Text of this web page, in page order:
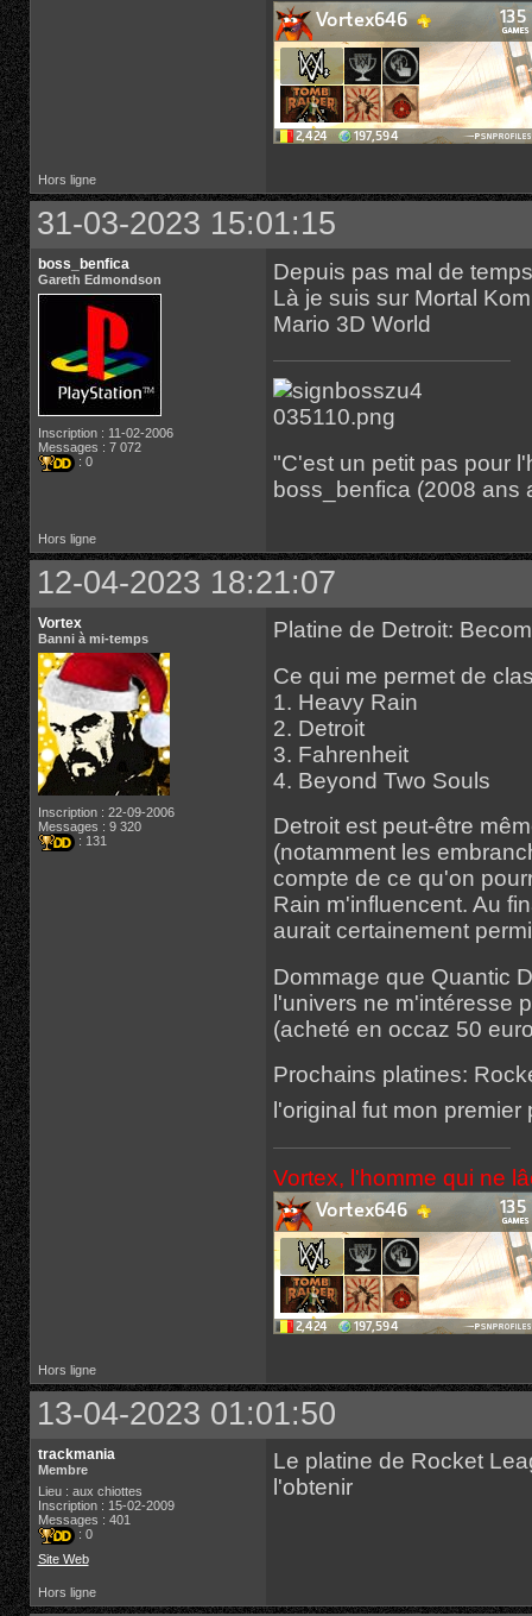
Hors ligne
31-03-2023 15:01:15
boss_benfica
Gareth Edmondson
Inscription : 11-02-2006
Messages : 7 072
: 0
Depuis pas mal de
Là je suis sur Mortal
Mario 3D World
"C'est un petit pas pour
boss_benfica (2008 ans
Hors ligne
12-04-2023 18:21:07
Vortex
Banni à mi-temps
Inscription : 22-09-2006
Messages : 9 320
: 131
Platine de Detroit:
Ce qui me permet de
1. Heavy Rain
2. Detroit
3. Fahrenheit
4. Beyond Two Souls
Detroit est peut-être
(notamment les
compte de ce qu'on
Rain m'influencent. Au
aurait certainement
Dommage que Quantic
l'univers ne m'intéresse
(acheté en occaz 50
Prochains platines:
l'original fut mon
Vortex, l'homme qui ne
Hors ligne
13-04-2023 01:01:50
trackmania
Membre
Lieu : aux chiottes
Inscription : 15-02-2009
Messages : 401
: 0
Site Web
Le platine de Rocket
l'obtenir
Hors ligne